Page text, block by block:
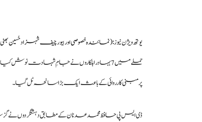
یوتھ ویژن نیوز :(نمائندہ خصوصی اور بیورچیف شہزاد حُسین
پر مبنی کارروائی کے باعث ایک بڑا سانحہ ٹل گیا۔
ڈی ایس پی حافظ محمد عدنان کے مطابق دہشتگردوں